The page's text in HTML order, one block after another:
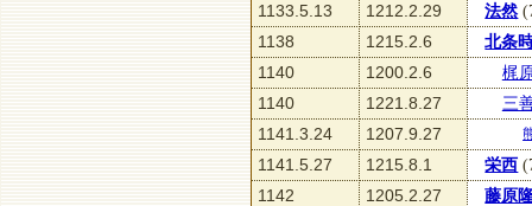
1133.5.13 1212.2.29 法然
1138
1215.2.6
北条
1140
1200.2.6
梶
1140
1221.8.27
三
1141.3.24
1207.9.27
1141.5.27 1215.8.1 栄西
1142
1205.2.27
藤原